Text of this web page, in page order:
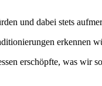
und dabei stets
erkennen
erschöpfte, was wir